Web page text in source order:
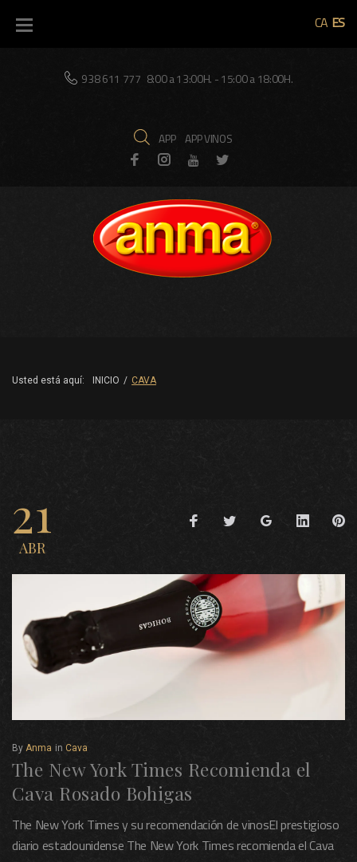
938 611 777 8:00 a 13:00H. - 15:00 a 18:00H.
APP APP VINOS
Usted está aquí: INICIO / CAVA
21
ABR
By Anma in Cava
The New York Times Recomienda el
Cava Rosado Bohigas
The New York Times y su recomendación de vinosEl prestigioso
diario estadounidense The New York Times recomienda el Cava
CA ES